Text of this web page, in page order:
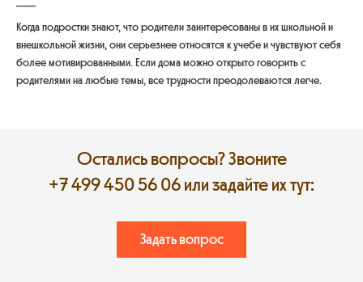
Когда подростки знают, что родители заинтересованы в их школьной и
внешкольной жизни, они серьезнее относятся к учебе и чувствуют себя
более мотивированными. Если дома можно открыто говорить с
родителями на любые темы, все трудности преодолеваются легче.
Остались вопросы? Звоните
+7 499 450 56 06или задайте их тут:
Задать вопрос